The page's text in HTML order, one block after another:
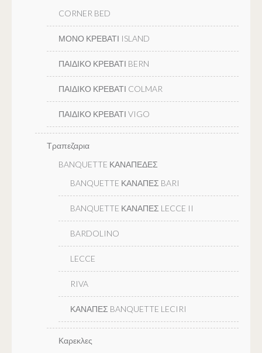
CORNER BED
ΜΟΝΟ ΚΡΕΒΑΤΙ ISLAND
ΠΑΙΔΙΚΟ ΚΡΕΒΑΤΙ BERN
ΠΑΙΔΙΚΟ ΚΡΕΒΑΤΙ COLMAR
ΠΑΙΔΙΚΟ ΚΡΕΒΑΤΙ VIGO
Τραπεζαρια
BANQUETTE ΚΑΝΑΠΕΔΕΣ
BANQUETTE ΚΑΝΑΠΕΣ BARI
BANQUETTE ΚΑΝΑΠΕΣ LECCE II
BARDOLINO
LECCE
RIVA
ΚΑΝΑΠΕΣ BANQUETTE LECIRI
Καρεκλες